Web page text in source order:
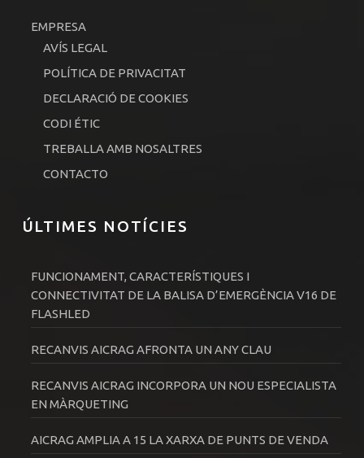
EMPRESA
AVÍS LEGAL
POLÍTICA DE PRIVACITAT
DECLARACIÓ DE COOKIES
CODI ÉTIC
TREBALLA AMB NOSALTRES
CONTACTO
ÚLTIMES NOTÍCIES
FUNCIONAMENT, CARACTERÍSTIQUES I
CONNECTIVITAT DE LA BALISA D’EMERGÈNCIA V16 DE
FLASHLED
RECANVIS AICRAG AFRONTA UN ANY CLAU
RECANVIS AICRAG INCORPORA UN NOU ESPECIALISTA
EN MÀRQUETING
AICRAG AMPLIA A 15 LA XARXA DE PUNTS DE VENDA